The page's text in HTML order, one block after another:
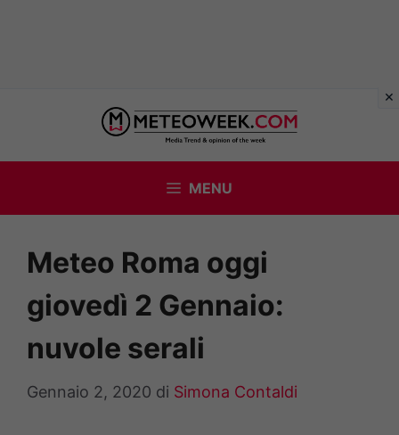
contenuto
MENU
Meteo Roma oggi
giovedì 2 Gennaio:
nuvole serali
Gennaio 2, 2020 di Simona Contaldi